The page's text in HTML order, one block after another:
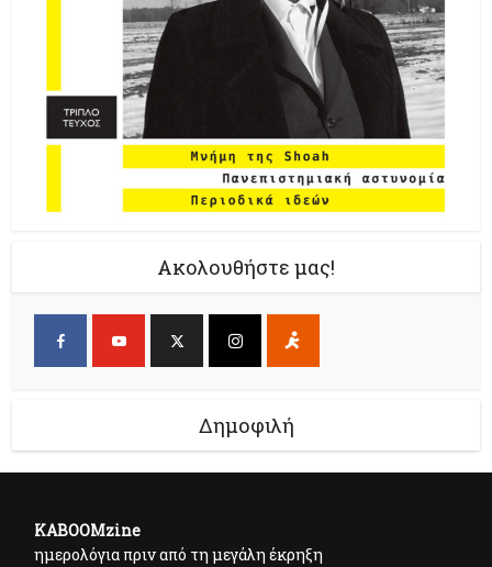
Ακολουθήστε μας!
Δημοφιλή
KABOOMzine
ημερολόγια πριν από τη μεγάλη έκρηξη